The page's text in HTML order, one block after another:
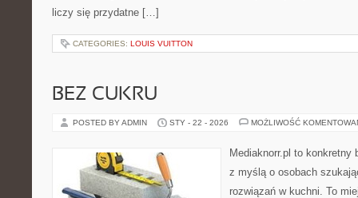
liczy się przydatne […]
CATEGORIES: LOUIS VUITTON
BEZ CUKRU
POSTED BY ADMIN STY - 22 - 2026 MOŻLIWOŚĆ
Mediaknorr.pl to konkretny
z myślą o osobach
rozwiązań w kuchni. To